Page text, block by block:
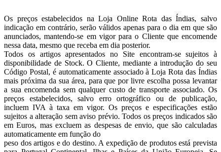
Os preços estabelecidos na Loja Online Rota das Índias, salvo
indicação em contrário, serão válidos apenas para o dia em que são
anunciados, mantendo-se em vigor para o Cliente que encomende
nessa data, mesmo que receba em dia posterior.
Todos os artigos apresentados no Site encontram-se sujeitos à
disponibilidade de Stock. O Cliente, mediante a introdução do seu
Código Postal, é automaticamente associado à Loja Rota das Índias
mais próxima da sua área, para que por livre escolha possa levantar
a sua encomenda sem qualquer custo de transporte associado. Os
preços estabelecidos, salvo erro ortográfico ou de publicação,
incluem IVA à taxa em vigor. Os preços e especificações estão
sujeitos a alteração sem aviso prévio. Todos os preços indicados são
em Euros, mas excluem as despesas de envio, que são calculadas
automaticamente em função do
peso dos artigos e do destino. A expedição de produtos está prevista